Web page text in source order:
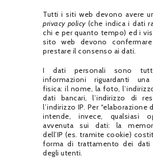
Tutti i siti web devono avere
privacy policy(che indica i dati
chi e per quanto tempo) ed i
sito web devono
prestare il consenso ai dati.
I dati personali sono
informazioni riguardanti
fisica: il nome, la foto,
dati bancari, l’indirizzo di
l’indirizzo IP. Per “elaborazione
intende, invece, qualsiasi
avvenuta sui dati: la
dell’IP (es. tramite cookie)
forma di trattamento dei dati
degli utenti.